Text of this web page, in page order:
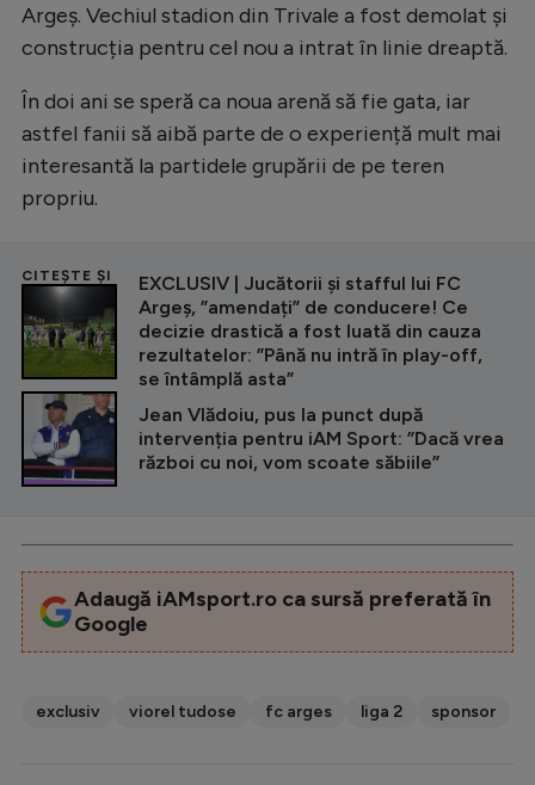
Argeș. Vechiul stadion din Trivale a fost demolat și
construcția pentru cel nou a intrat în linie dreaptă.
În doi ani se speră ca noua arenă să fie gata, iar
astfel fanii să aibă parte de o experiență mult mai
interesantă la partidele grupării de pe teren
propriu.
CITEȘTE ȘI
EXCLUSIV | Jucătorii și stafful lui FC
Argeș, ”amendați” de conducere! Ce
decizie drastică a fost luată din cauza
rezultatelor: ”Până nu intră în play-off,
se întâmplă asta”
Jean Vlădoiu, pus la punct după
intervenția pentru iAM Sport: ”Dacă vrea
război cu noi, vom scoate săbiile”
Adaugă iAMsport.ro ca sursă preferată în
Google
exclusiv viorel tudose fc arges liga 2 sponsor